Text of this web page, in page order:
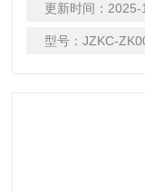
用于诸如传声器、
器、变容二极管、
更新时间： 2025-
型号： JZKC-